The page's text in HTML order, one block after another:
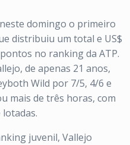
domingo o primeiro
distribuiu um total e US$
no ranking da ATP.
de apenas 21 anos,
Wild por 7/5, 4/6 e
mais de três horas, com
juvenil, Vallejo